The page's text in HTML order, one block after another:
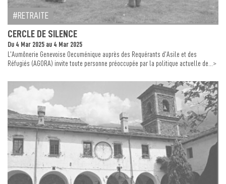
RETRAITE
CERCLE DE SILENCE
Du 4 Mar 2025 au 4 Mar 2025
L’Aumônerie Genevoise Oecuménique auprès des Requérants d’Asile et des
Réfugiés (AGORA) invite toute personne préoccupée par la politique actuelle de... >